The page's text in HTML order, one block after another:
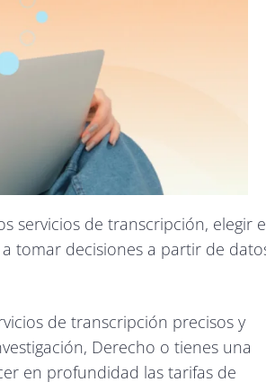
servicios de transcripción, elegir
tomar decisiones a partir de
de transcripción precisos y
Derecho o tienes una
en profundidad las tarifas de